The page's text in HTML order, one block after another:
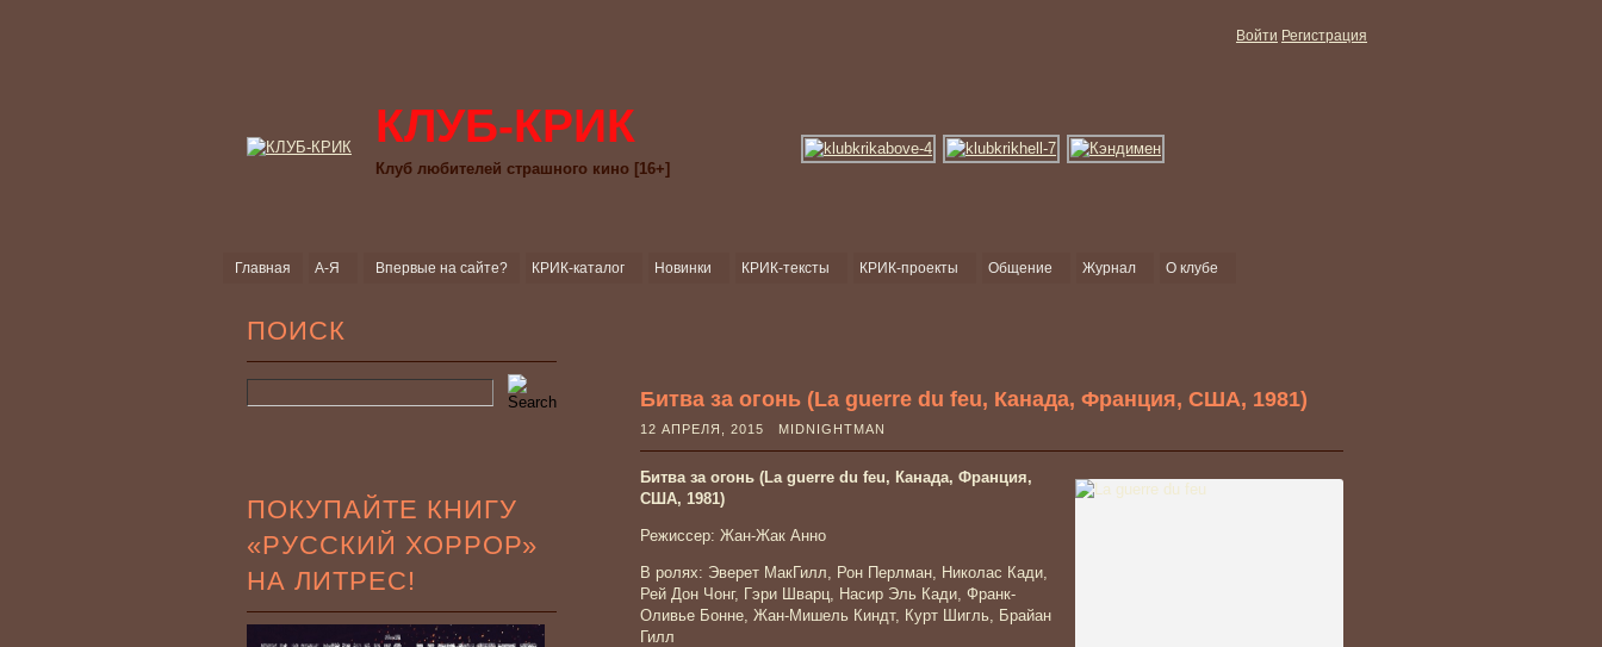
Войти Регистрация
КЛУБ-КРИК
Клуб любителей страшного кино [16+]
Главная А-Я Впервые на сайте? КРИК-каталог Новинки КРИК-тексты КРИК-проекты Общение Журнал О клубе
ПОИСК
ПОКУПАЙТЕ КНИГУ
«РУССКИЙ ХОРРОР»
НА ЛИТРЕС!
Битва за огонь (La guerre du feu, Канада, Франция, США, 1981)
12 АПРЕЛЯ, 2015 MIDNIGHTMAN
Битва за огонь (La guerre du feu, Канада, Франция,
США, 1981)
Режиссер: Жан-Жак Анно
В ролях: Эверет МакГилл, Рон Перлман, Николас Кади,
Рей Дон Чонг, Гэри Шварц, Насир Эль Кади, Франк-
Оливье Бонне, Жан-Мишель Киндт, Курт Шигль, Брайан
Гилл